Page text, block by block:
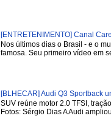
[ENTRETENIMENTO] Canal
Nos últimos dias o Brasil - e o
famosa. Seu primeiro vídeo em
[BLHECAR] Audi Q3 Sportback
SUV reúne motor 2.0 TFSI,
Fotos: Sérgio Dias A Audi